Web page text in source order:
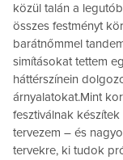
közül talán a
összes festményt
barátnőmmel
simításokat tettem
háttérszínein
árnyalatokat.Mint
fesztiválnak
tervezem – és
tervekre, ki tudok